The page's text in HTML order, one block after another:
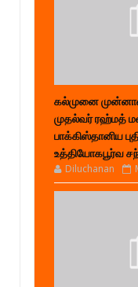
கல்முனை முன்னாள்
முதல்வர் ரஹ்மத்
பாக்கிஸ்தானிய
உத்தியோகபூர்வ
Diluchanan